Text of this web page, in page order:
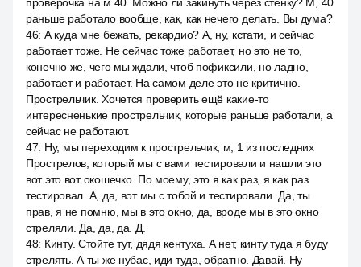
раньше работало вообще, как, как нечего делать. Вы дума?
46: А куда мне бежать, рекардио? А, ну, кстати, и сейчас
работает тоже. Не сейчас тоже работает, но это не то,
конечно же, чего мы ждали, чтоб пофиксили, но ладно,
работает и работает. На самом деле это не критично.
Прострельчик. Хочется проверить ещё какие-то
интересненькие прострельчик, которые раньше работали, а
сейчас не работают.
47: Ну, мы переходим к прострельчик, м, 1 из последних
Прострелов, который мы с вами тестировали и нашли это
вот это вот окошечко. По моему, это я как раз, я как раз
тестировал. А, да, вот мы с тобой и тестировали. Да, ты
прав, я не помню, мы в это окно, да, вроде мы в это окно
стреляли. Да, да, да. Д.
48: Кинту. Стойте тут, дядя кентуха. А нет, кинту туда я буду
стрелять. А ты же нубас, иди туда, обратно. Давай. Ну